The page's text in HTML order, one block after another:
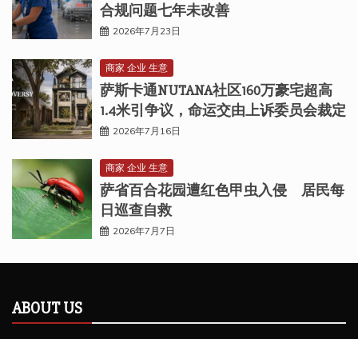
合规问题七年未改善
2026年7月23日
商家 企业 生意
萨斯卡通NUTANA社区160万豪宅超高
1.4米引争议，命运交由上诉委员会裁定
2026年7月16日
商家 企业 生意
萨省百合花园遭红色甲虫入侵 居民每
日巡查自救
2026年7月7日
ABOUT US